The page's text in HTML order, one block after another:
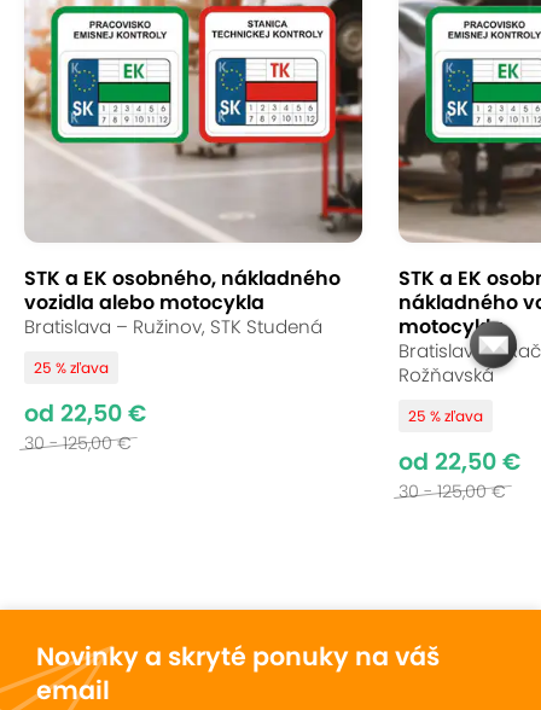
STK a EK osobného, nákladného
vozidla alebo motocykla
Bratislava – Ružinov, STK Studená
25 % zľava
od 22,50 €
30 - 125,00 €
STK a EK
nákladného
motocykla
Bratislava –
Rožňavská
25 % zľava
od 22,50 €
30 - 125,00 €
Novinky a skryté ponuky na váš
email